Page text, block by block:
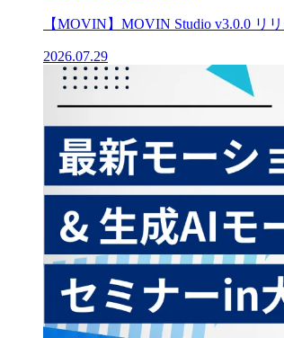
【MOVIN】MOVIN Studio v3.0.0 リ
2026.07.29